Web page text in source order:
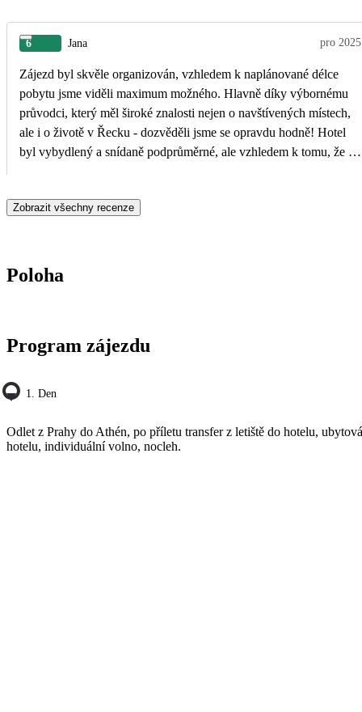
6 Jana pro 2025
Zájezd byl skvěle organizován, vzhledem k naplánované délce
pobytu jsme viděli maximum možného. Hlavně díky výbornému
průvodci, který měl široké znalosti nejen o navštívených místech,
ale i o životě v Řecku - dozvěděli jsme se opravdu hodně! Hotel
byl vybydlený a snídaně podprůměrné, ale vzhledem k tomu, že to
Zobrazit všechny recenze
Poloha
Program zájezdu
1. Den
Odlet z Prahy do Athén, po příletu transfer z letiště do hotelu,
hotelu, individuální volno, nocleh.